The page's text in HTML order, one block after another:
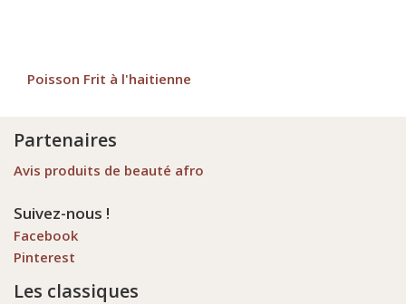
Poisson Frit à l'haitienne
Partenaires
Avis produits de beauté afro
Suivez-nous !
Facebook
Pinterest
Les classiques